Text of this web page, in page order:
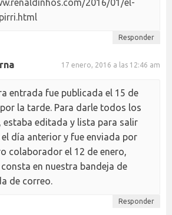
2016/01/el-
Responder
17 enero, 2016 a las 12:46 am
entrada fue publicada el 15 de
la tarde. Para darle todos los
estaba editada y lista para salir
el día anterior y fue enviada por
colaborador el 12 de enero,
consta en nuestra bandeja de
de correo.
Responder